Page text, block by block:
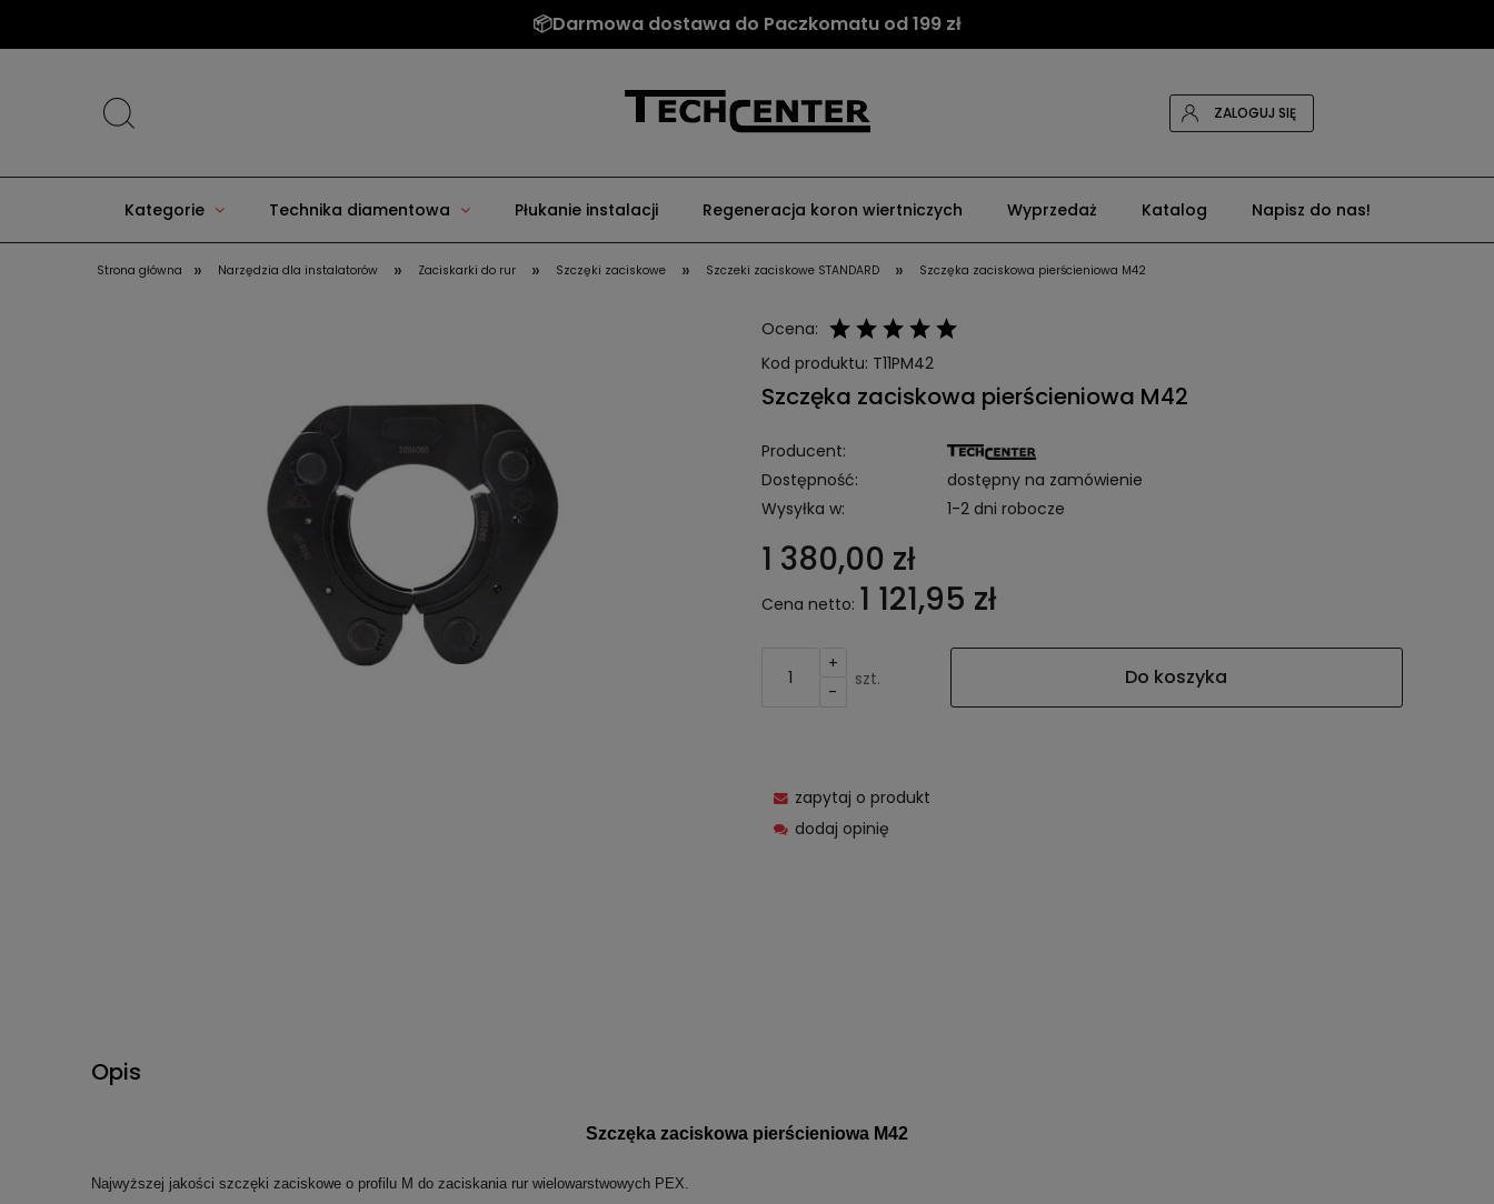
📦Darmowa dostawa do Paczkomatu od 199 zł
ZALOGUJ SIĘ
Kategorie Technika diamentowa Płukanie instalacji Regeneracja koron wiertniczych Wyprzedaż Katalog Napisz do nas!
Strona główna » Narzędzia dla instalatorów » Zaciskarki do rur » Szczęki zaciskowe » Szczeki zaciskowe STANDARD » Szczęka zaciskowa pierścieniowa M42
Ocena:
Kod produktu: T11PM42
Szczęka zaciskowa pierścieniowa M42
Producent:
Dostępność:
dostępny na zamówienie
Wysyłka w:
1-2 dni robocze
1 380,00 zł
Cena netto: 1 121,95 zł
+
-
szt. Do koszyka
zapytaj o produkt
dodaj opinię
Opis
Szczęka zaciskowa pierścieniowa M42
Najwyższej jakości szczęki zaciskowe o profilu M do zaciskania rur wielowarstwowych PEX.